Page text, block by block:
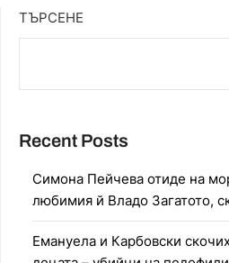
ТЪРСЕНЕ
Recent Posts
Симона Пейчева отиде на
любимия й Владо Загатото,
Емануела и Карбовски